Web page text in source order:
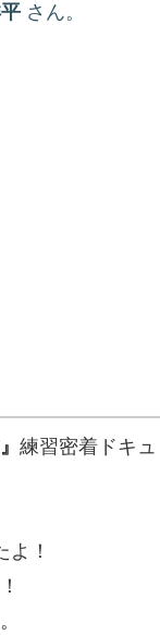
さん。
練習密着ドキュ
！